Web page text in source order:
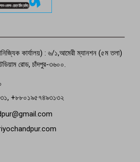
নেই, বিভিন্ন সংগঠনের শোক
কার্যালয়) : ৬/১,আমেরী ম্যানশন (৫ম তলা)
রোড, চাঁদপুর-৩৬০০.
+৮৮০১৯৫৭৪৯৩১৩২